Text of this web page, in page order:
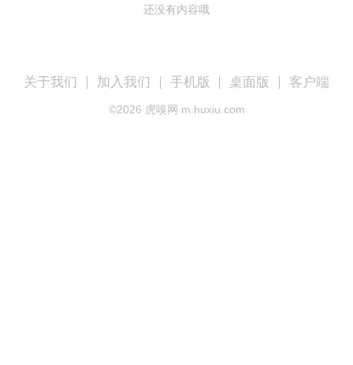
还没有内容哦
关于我们 加入我们 手机版 桌面版 客户端
©2026 虎嗅网 m.huxiu.com